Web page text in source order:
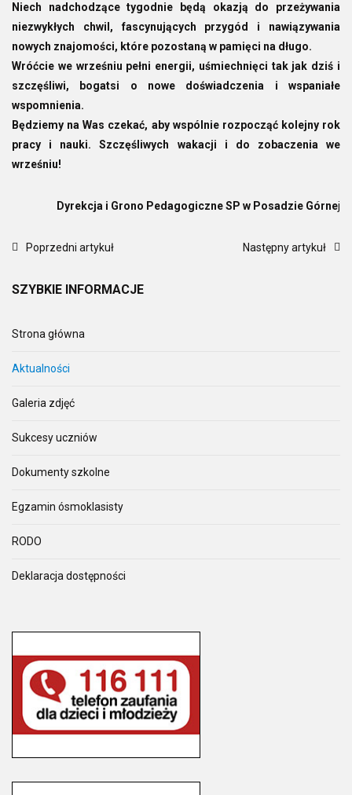
Niech nadchodzące tygodnie będą okazją do przeżywania
niezwykłych chwil, fascynujących przygód i nawiązywania
nowych znajomości, które pozostaną w pamięci na długo.
Wróćcie we wrześniu pełni energii, uśmiechnięci tak jak dziś i
szczęśliwi, bogatsi o nowe doświadczenia i wspaniałe
wspomnienia.
Będziemy na Was czekać, aby wspólnie rozpocząć kolejny rok
pracy i nauki. Szczęśliwych wakacji i do zobaczenia we
wrześniu!
Dyrekcja i Grono Pedagogiczne SP w Posadzie Górnej
Poprzedni artykuł Następny artykuł
SZYBKIE INFORMACJE
Strona główna
Aktualności
Galeria zdjęć
Sukcesy uczniów
Dokumenty szkolne
Egzamin ósmoklasisty
RODO
Deklaracja dostępności